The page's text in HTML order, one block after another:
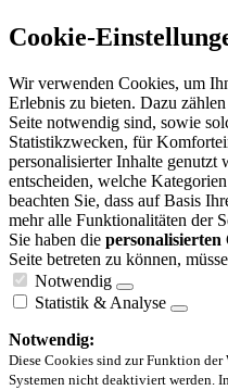
Cookie-
Wir verwenden Cookies, um
Erlebnis zu bieten. Dazu
Seite notwendig sind, sowie
Statistikzwecken, für
personalisierter Inhalte genutzt
entscheiden, welche
beachten Sie, dass auf Basis
mehr alle Funktionalitäten der
Sie haben die personalisierten
Seite betreten zu können,
Notwendig
Statistik & Analyse
Notwendig:
Diese Cookies sind zur Funktion
Systemen nicht deaktiviert werden.